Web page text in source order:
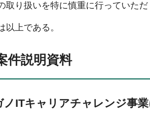
取り扱いを特に慎重に行っていた
以上である。
件説明資料
ノITキャリアチャレンジ事